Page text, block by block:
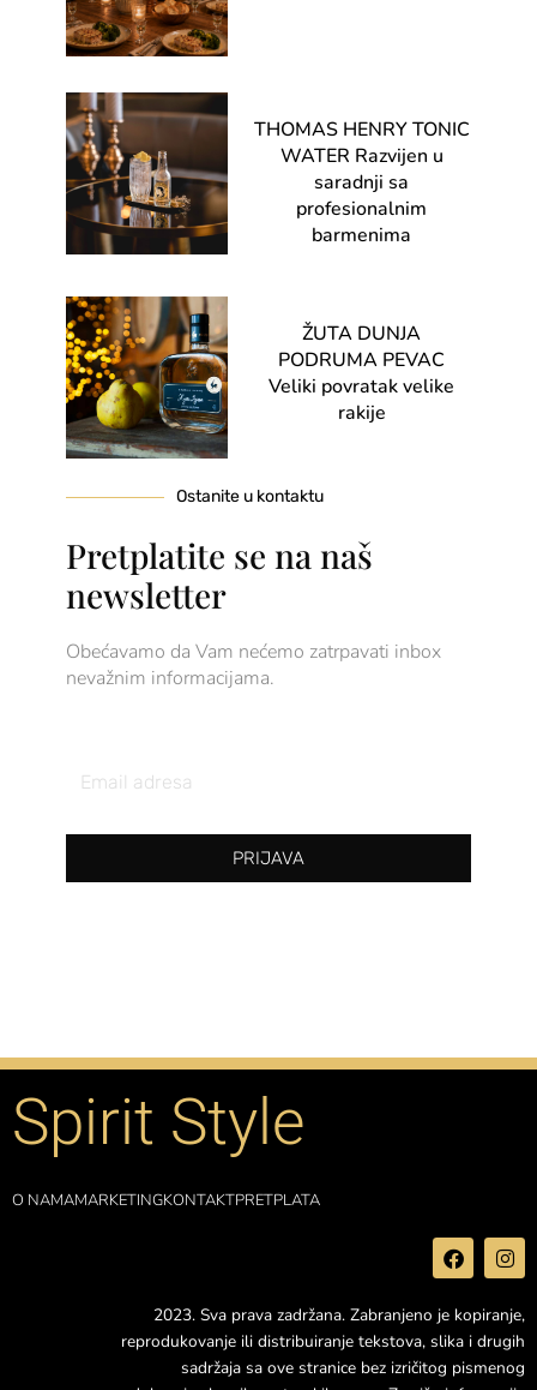
THOMAS HENRY TONIC
WATER Razvijen u
saradnji sa
profesionalnim
barmenima
ŽUTA DUNJA
PODRUMA PEVAC
Veliki povratak velike
rakije
Ostanite u kontaktu
Pretplatite se na naš
newsletter
Obećavamo da Vam nećemo zatrpavati inbox
nevažnim informacijama.
Address
PRIJAVA
Spirit Style
O NAMAMARKETINGKONTAKTPRETPLATA
F
a
c
e
b
o
o
I
n
s
t
a
g
r
2023. Sva prava zadržana. Zabranjeno je kopiranje,
reprodukovanje ili distribuiranje tekstova, slika i drugih
sadržaja sa ove stranice bez izričitog pismenog